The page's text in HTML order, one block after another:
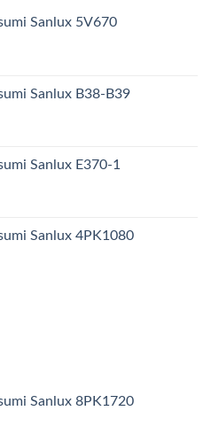
Sanlux 5V670
Sanlux B38-B39
Sanlux E370-1
Sanlux 4PK1080
Sanlux 8PK1720